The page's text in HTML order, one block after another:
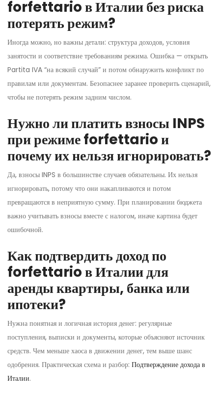
forfettario в Италии без риска
потерять режим?
Иногда можно, но важны детали: структура доходов, условия
занятости и соответствие требованиям режима. Ошибка — открыть
Partita IVA “на всякий случай” и потом обнаружить конфликт по
правилам или документам. Безопаснее заранее проверить сценарий,
чтобы не потерять режим задним числом.
Нужно ли платить взносы INPS
при режиме forfettario и
почему их нельзя игнорировать?
Да, взносы INPS в большинстве случаев обязательны. Их нельзя
игнорировать, потому что они накапливаются и потом
превращаются в неприятную сумму. При планировании бюджета
важно учитывать взносы вместе с налогом, иначе картина будет
ошибочной.
Как подтвердить доход по
forfettario в Италии для
аренды квартиры, банка или
ипотеки?
Нужна понятная и логичная история денег: регулярные
поступления, выписки и документы, которые объясняют источник
средств. Чем меньше хаоса в движении денег, тем выше шанс
одобрения. Практическая схема и разбор: Подтверждение дохода в
Италии.